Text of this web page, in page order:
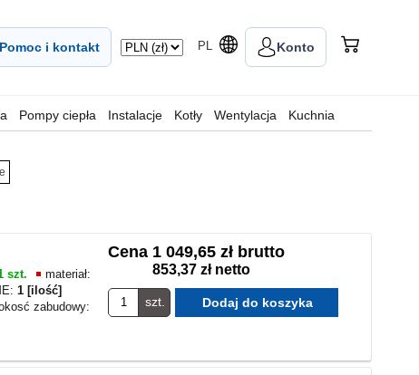
Pomoc i kontakt PL Konto
Pompy ciepła Instalacje Kotły Wentylacja Kuchnia
szt.
materiał:
1 [ilość]
zabudowy:
Cena 1 049,65 zł brutto
853,37 zł netto
szt.